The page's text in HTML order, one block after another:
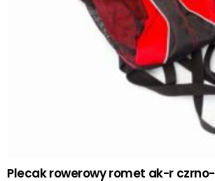
Plecak rowerowy romet ak-r czrno-